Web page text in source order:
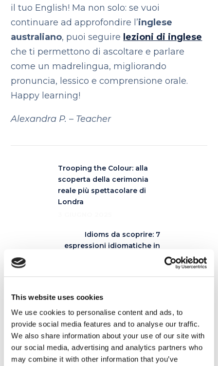
This website uses cookies
We use cookies to personalise content and ads, to
provide social media features and to analyse our traffic.
We also share information about your use of our site with
our social media, advertising and analytics partners who
may combine it with other information that you’ve
il tuo English! Ma non solo: se vuoi
continuare ad approfondire l’inglese
australiano, puoi seguire lezioni di inglese
che ti permettono di ascoltare e parlare
come un madrelingua, migliorando
pronuncia, lessico e comprensione orale.
Happy learning!
Alexandra P. – Teacher
Trooping the Colour: alla
scoperta della cerimonia
reale più spettacolare di
Londra
Idioms da scoprire: 7
espressioni idiomatiche in
Articoli correlati